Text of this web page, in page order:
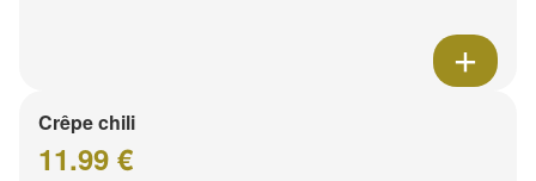
Crêpe chili
11.99 €